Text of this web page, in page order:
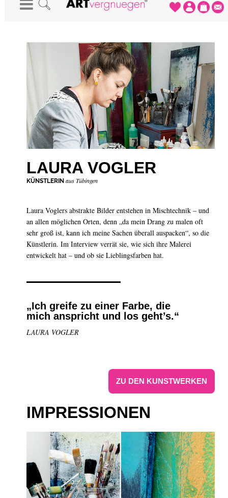
LAURA VOGLER
KÜNSTLERIN aus Tübingen
Laura Voglers abstrakte Bilder entstehen in Mischtechnik – und
an allen möglichen Orten, denn „da mein Drang zu malen oft
sehr groß ist, kann ich meine Sachen überall auspacken“, so die
Künstlerin. Im Interview verrät sie, wie sich ihre Malerei
entwickelt hat – und ob sie Lieblingsfarben hat.
„Ich greife zu einer Farbe, die
mich anspricht und los geht’s.“
LAURA VOGLER
ZU DEN KUNSTWERKEN
IMPRESSIONEN